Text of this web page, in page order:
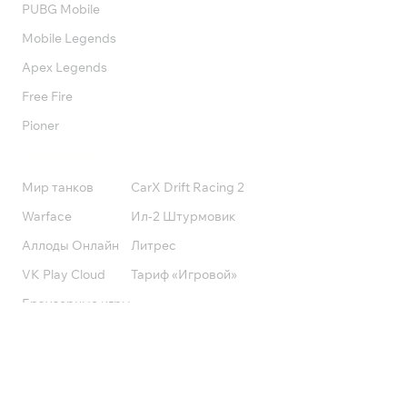
PUBG Mobile
Mobile Legends
Apex Legends
Free Fire
Pioner
Мир танков
Warface
Аллоды Онлайн
VK Play Cloud
Браузерные игры
CarX Drift Racing 2
Ил-2 Штурмовик
Литрес
Тариф «Игровой»